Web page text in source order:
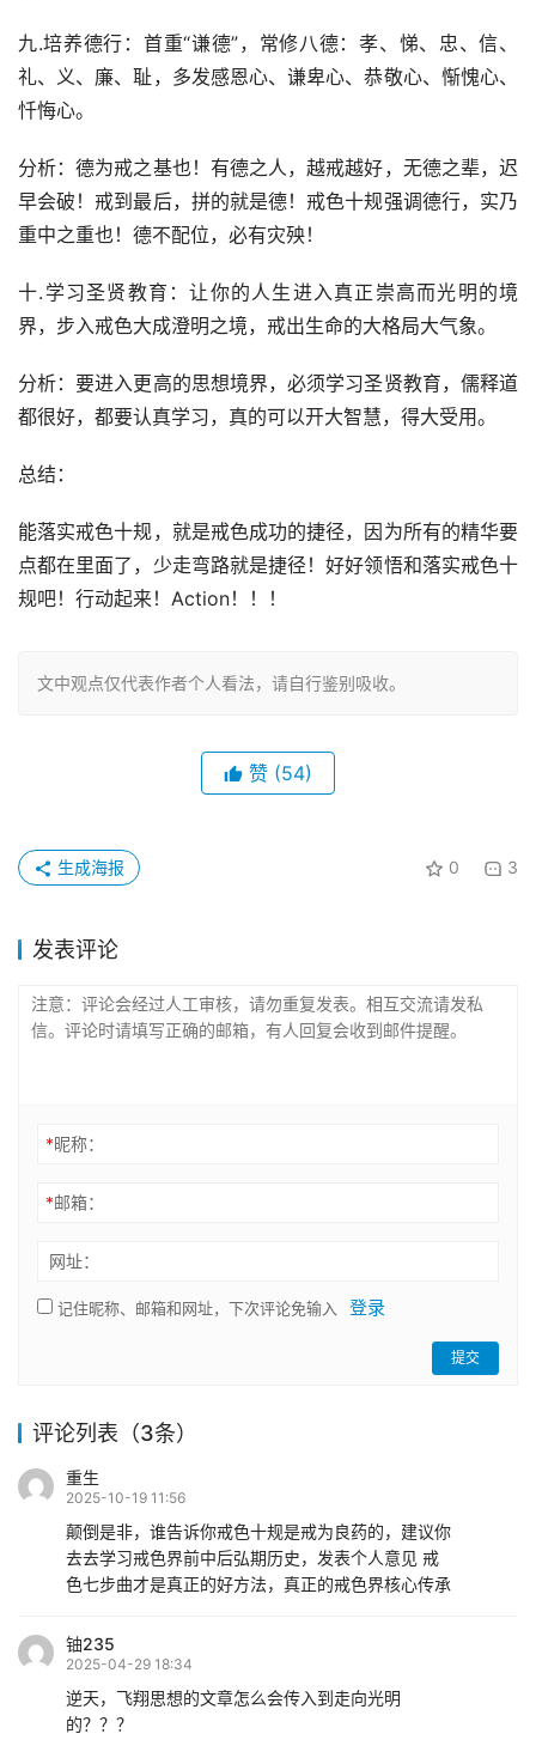
九.培养德行：首重“谦德”，常修八德：孝、悌、忠、信、
礼、义、廉、耻，多发感恩心、谦卑心、恭敬心、惭愧心、
忏悔心。
分析：德为戒之基也！有德之人，越戒越好，无德之辈，迟
早会破！戒到最后，拼的就是德！戒色十规强调德行，实乃
重中之重也！德不配位，必有灾殃！
十.学习圣贤教育：让你的人生进入真正崇高而光明的境
界，步入戒色大成澄明之境，戒出生命的大格局大气象。
分析：要进入更高的思想境界，必须学习圣贤教育，儒释道
都很好，都要认真学习，真的可以开大智慧，得大受用。
总结：
能落实戒色十规，就是戒色成功的捷径，因为所有的精华要
点都在里面了，少走弯路就是捷径！好好领悟和落实戒色十
规吧！行动起来！Action！！！
文中观点仅代表作者个人看法，请自行鉴别吸收。
赞 (54)
0 3
生成海报
发表评论
*昵称：
*邮箱：
网址：
记住昵称、邮箱和网址，下次评论免输入 登录
提交
评论列表（3条）
重生
2025-10-19 11:56
颠倒是非，谁告诉你戒色十规是戒为良药的，建议你
去去学习戒色界前中后弘期历史，发表个人意见 戒
色七步曲才是真正的好方法，真正的戒色界核心传承
铀235
2025-04-29 18:34
逆天，飞翔思想的文章怎么会传入到走向光明
的？？？